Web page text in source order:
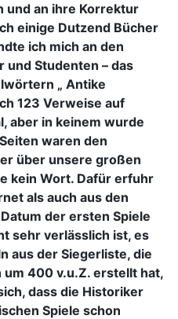
und an ihre Korrektur
einige Dutzend Bücher
ich mich an den
und Studenten – das
„ Antike
123 Verweise auf
aber in keinem wurde
waren den
über unsere großen
kein Wort. Dafür erfuhr
als auch aus den
der ersten Spiele
sehr verlässlich ist, es
aus der Siegerliste, die
um 400 v.u.Z. erstellt hat,
dass die Historiker
Spiele schon